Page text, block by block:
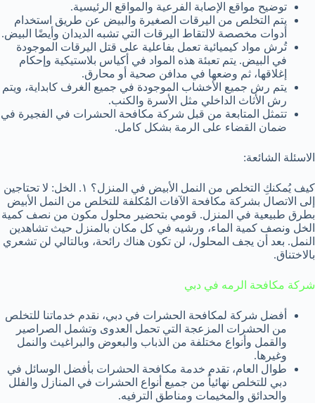
توضيح مواقع الإصابة الفرعية والمواقع الرئيسية.
يتم التخلص من اليرقات الصغيرة والبيض عن طريق استخدام
أدوات مخصصة لالتقاط اليرقات التي تشبه الديدان وأيضًا البيض.
تُرش مواد كيميائية تعمل بفاعلية على قتل اليرقات الموجودة
في البيض. يتم تعبئة هذه المواد في أكياس بلاستيكية وإحكام
إغلاقها، ثم وضعها في مدافن صحية أو محارق.
يتم رش جميع الأخشاب الموجودة في جميع الغرف كابداية، ويتم
رش الأثاث الداخلي مثل الأسرة والكنب.
تتمثل المتابعة من قبل شركة مكافحة الحشرات في الفجيرة في
ضمان القضاء على الرمة بشكل كامل.
الاسئلة الشائعة:
كيف يُمكنكِ التخلص من النمل الأبيض في المنزل؟ ١. الخل: لا تحتاجين
إلى الاتصال بشركة مكافحة الآفات المُكلفة للتخلص من النمل الأبيض
بطرق طبيعية في المنزل. قومي بتحضير محلول مكون من نصف كمية
الخل ونصف كمية الماء، ورشيه في كل مكان بالمنزل حيث تشاهدين
النمل. بعد أن يجف المحلول، لن تكون هناك رائحة، وبالتالي لن تشعري
بالاختناق.
شركة مكافحة الرمه في دبي
أفضل شركة لمكافحة الحشرات في دبي، نقدم خدماتنا للتخلص
من الحشرات المزعجة التي تحمل العدوى وتشمل الصراصير
والقمل وأنواع مختلفة من الذباب والبعوض والبراغيث والنمل
وغيرها.
طوال العام، تقدم خدمة مكافحة الحشرات بأفضل الوسائل في
دبي للتخلص نهائياً من جميع أنواع الحشرات في المنازل والفلل
والحدائق والمخيمات ومناطق الترفيه.